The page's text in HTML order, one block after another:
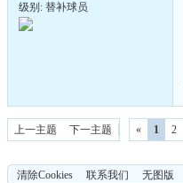
级别: 替补球员
上一主题 下一主题 « 1 2
清除Cookies 联系我们 无图版